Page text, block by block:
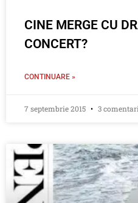
CINE MERGE CU
CONCERT?
CONTINUARE »
7 septembrie 2015 3